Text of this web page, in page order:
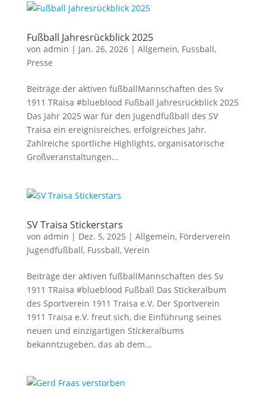
Fußball Jahresrückblick 2025
von admin | Jan. 26, 2026| Allgemein, Fussball,
Presse
Beiträge der aktiven fußballMannschaften des Sv
1911 TRaisa #blueblood Fußball Jahresrückblick 2025
Das Jahr 2025 war für den Jugendfußball des SV
Traisa ein ereignisreiches, erfolgreiches Jahr.
Zahlreiche sportliche Highlights, organisatorische
Großveranstaltungen...
SV Traisa Stickerstars
von admin | Dez. 5, 2025 | Allgemein, Förderverein
Jugendfußball, Fussball, Verein
Beiträge der aktiven fußballMannschaften des Sv
1911 TRaisa #blueblood Fußball Das Stickeralbum
des Sportverein 1911 Traisa e.V. Der Sportverein
1911 Traisa e.V. freut sich, die Einführung seines
neuen und einzigartigen Stickeralbums
bekanntzugeben, das ab dem...